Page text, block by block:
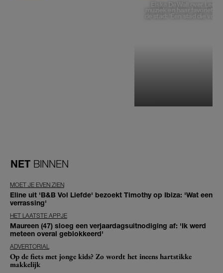
Elske DeWall over
muziek en haar favoriete
de stad: 'Een stad die
NET BINNEN
MOET JE EVEN ZIEN
Eline uit 'B&B Vol Liefde' bezoekt Timothy op Ibiza: 'Wat een
verrassing'
HET LAATSTE APPJE
Maureen (47) sloeg een verjaardagsuitnodiging af: 'Ik werd
meteen overal geblokkeerd'
ADVERTORIAL
Op de fiets met jonge kids? Zo wordt het ineens hartstikke
makkelijk